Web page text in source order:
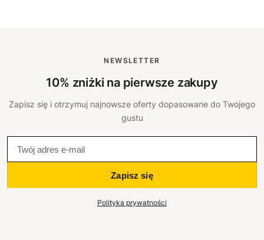
NEWSLETTER
10% zniżki na pierwsze zakupy
Zapisz się i otrzymuj najnowsze oferty dopasowane do Twojego
gustu
Zapisz się
Polityka prywatności